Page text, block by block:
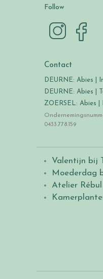
Follow
Contact
DEURNE: Abies |
DEURNE: Abies |
ZOERSEL: Abies |
0433.778.159
Valentijn bij
Moederdag
Atelier